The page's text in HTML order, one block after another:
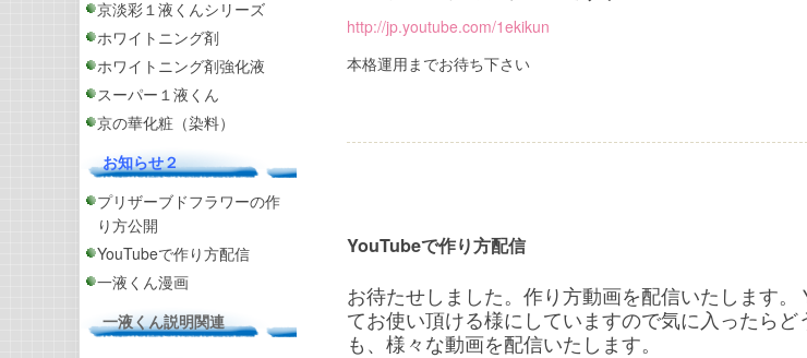
京淡彩１液くんシリーズ
ホワイトニング剤
ホワイトニング剤強化液
スーパー１液くん
京の華化粧（染料）
お知らせ２
プリザーブドフラワーの作
り方公開
YouTubeで作り方配信
一液くん漫画
一液くん説明関連
http://jp.youtube.com/1ekikun
本格運用までお待ち下さい
YouTubeで作り方配信
お待たせしました。作り方動画を配信いたします
てお使い頂ける様にしていますので気に入ったら
も、様々な動画を配信いたします。